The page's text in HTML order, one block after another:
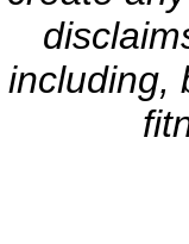
including,